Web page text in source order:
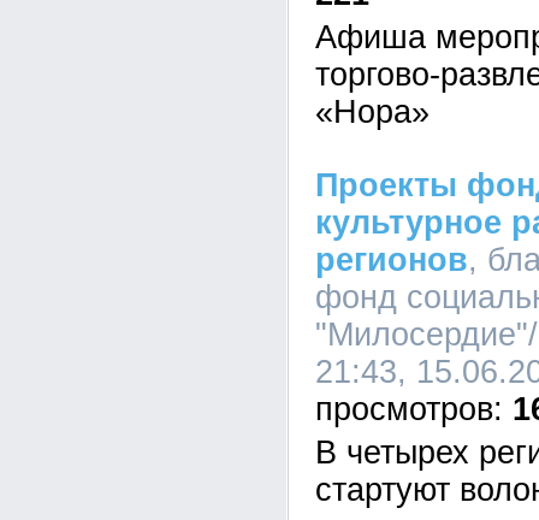
Афиша
торгово-
«Нора»
Проекты
культурное
регионов,
фонд
21:43,
В четырех
стартуют